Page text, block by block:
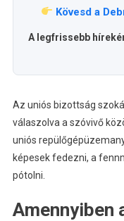
Kövesd a
A legfrissebb
Az uniós bizottság
válaszolva a szóvivő
uniós
képesek fedezni, a
pótolni.
Amennyiben